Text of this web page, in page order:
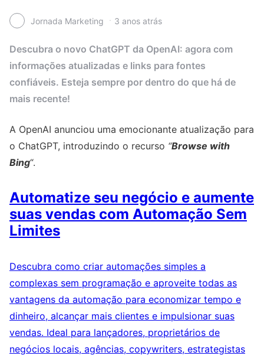
Jornada Marketing 3 anos atrás
Descubra o novo ChatGPT da OpenAI: agora com
informações atualizadas e links para fontes
confiáveis. Esteja sempre por dentro do que há de
mais recente!
A OpenAI anunciou uma emocionante atualização para
o ChatGPT, introduzindo o recurso “Browse with
Bing“.
Automatize seu negócio e aumente
suas vendas com Automação Sem
Limites
Descubra como criar automações simples a
complexas sem programação e aproveite todas as
vantagens da automação para economizar tempo e
dinheiro, alcançar mais clientes e impulsionar suas
vendas. Ideal para lançadores, proprietários de
negócios locais, agências, copywriters, estrategistas